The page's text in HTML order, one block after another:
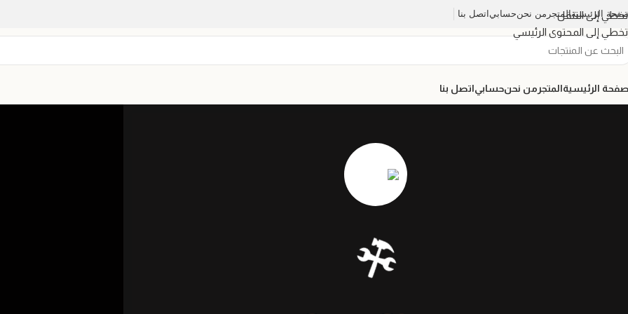
تخطي إلى التنقل
تخطي إلى المحتوى الرئيسي
الرئيسيةالمتجر من نحنحسابي اتصل بنا
الرئيسيةالمتجر من نحنحسابياتصل بنا
🛠️